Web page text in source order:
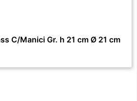
C/Manici Gr. h 21 cm Ø 21 cm